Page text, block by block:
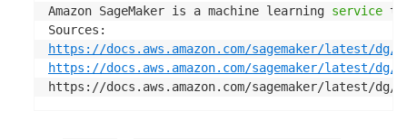
Amazon SageMaker is a machine learning service
https://docs.aws.amazon.com/sagemaker/latest/
https://docs.aws.amazon.com/sagemaker/latest/dg/
https://docs.aws.amazon.com/sagemaker/latest/dg/